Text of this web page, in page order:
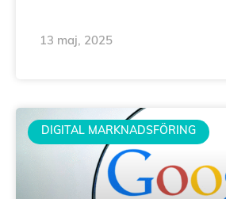
13 maj, 2025
DIGITAL MARKNADSFÖRING